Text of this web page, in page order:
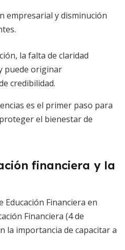
empresarial y disminución
la falta de claridad
puede originar
credibilidad.
es el primer paso para
el bienestar de
financiera y la
Educación Financiera en
Financiera (4 de
la importancia de capacitar a